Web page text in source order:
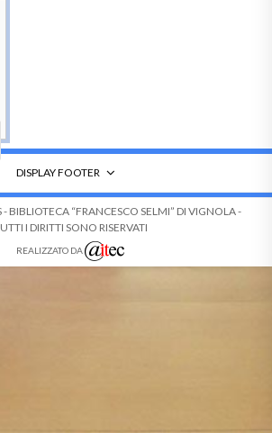
DISPLAY FOOTER
BIBLIOTECA “FRANCESCO SELMI” DI VIGNOLA -
I DIRITTI SONO RISERVATI
REALIZZATO DA